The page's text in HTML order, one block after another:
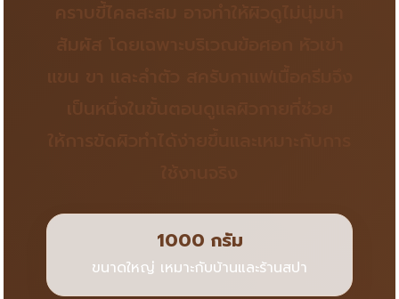
1000 กรัม
ขนาดใหญ่ เหมาะกับบ้านและร้านสปา